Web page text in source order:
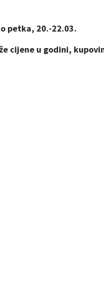
petka, 20.-22.03.
cijene u godini,